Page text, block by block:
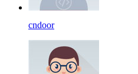
cndoor